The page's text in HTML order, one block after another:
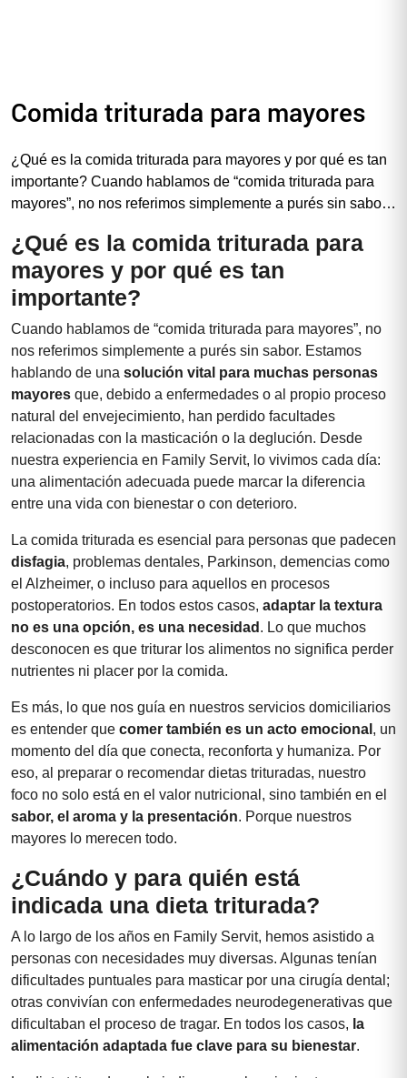
Comida triturada para mayores
¿Qué es la comida triturada para mayores y por qué es tan
importante? Cuando hablamos de “comida triturada para
mayores”, no nos referimos simplemente a purés sin sabor.
personas mayores que, debido a enfermedades o al propio
proceso natural del envejecimiento, han perdido facultades
relacionadas con la […]
¿Qué es la comida triturada para
mayores y por qué es tan
importante?
Cuando hablamos de “comida triturada para mayores”, no
nos referimos simplemente a purés sin sabor. Estamos
hablando de una solución vital para muchas personas
mayores que, debido a enfermedades o al propio proceso
natural del envejecimiento, han perdido facultades
relacionadas con la masticación o la deglución. Desde
nuestra experiencia en Family Servit, lo vivimos cada día:
una alimentación adecuada puede marcar la diferencia
entre una vida con bienestar o con deterioro.
La comida triturada es esencial para personas que padecen
disfagia, problemas dentales, Parkinson, demencias como
el Alzheimer, o incluso para aquellos en procesos
postoperatorios. En todos estos casos, adaptar la textura
no es una opción, es una necesidad . Lo que muchos
desconocen es que triturar los alimentos no significa perder
nutrientes ni placer por la comida.
Es más, lo que nos guía en nuestros servicios domiciliarios
es entender que comer también es un acto emocional , un
momento del día que conecta, reconforta y humaniza. Por
eso, al preparar o recomendar dietas trituradas, nuestro
foco no solo está en el valor nutricional, sino también en el
sabor, el aroma y la presentación. Porque nuestros
mayores lo merecen todo.
¿Cuándo y para quién está
indicada una dieta triturada?
A lo largo de los años en Family Servit, hemos asistido a
personas con necesidades muy diversas. Algunas tenían
dificultades puntuales para masticar por una cirugía dental;
otras convivían con enfermedades neurodegenerativas que
dificultaban el proceso de tragar. En todos los casos, la
alimentación adaptada fue clave para su bienestar.